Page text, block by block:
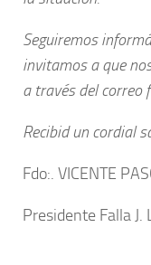
Seguiremos
invitamos a que
a través del correo
Recibid un cordial
Fdo:. VICENTE
Presidente Falla J.